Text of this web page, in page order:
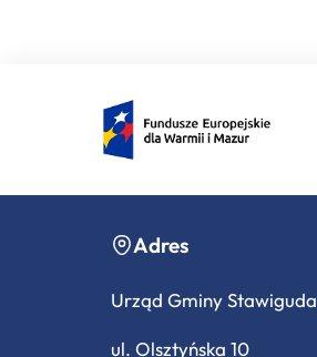
Adres
Urząd Gminy Stawiguda
ul. Olsztyńska 10